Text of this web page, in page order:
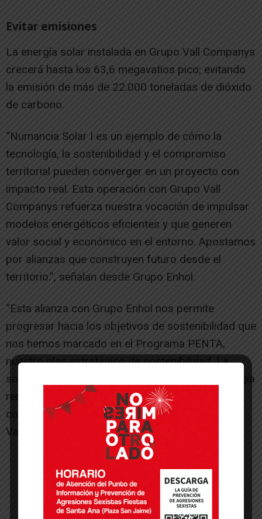
Evitar emisiones
La energía solar instalada en Grupo Vall Companys
crecerá hasta los 63,6 megavatios pico; evitando
la emisión de más de 22.000 toneladas de dióxido
de carbono.
“Numancia Solar I es un ejemplo de cómo la
tecnología, la sostenibilidad y el compromiso
territorial pueden converger en un proyecto con
impacto real. Esta operación con Grupo Vall
Companys refuerza nuestra vocación de impulsar
modelos energéticos eficientes y que generen
valor social y económico en el entorno. Apostamos
por alianzas que construyen futuro desde el
territorio.”, señalan desde Grupo Enhol.
“Esta alianza con Grupo Enhol nos permite
progresar hacia los objetivos de sostenibilidad que
nos hemos marcado en el Programa PENTA,
nuestro plan estratégico de sostenibilidad. La
sostenibilidad a través de la producción de energía
renovable hace nuestras actividades más
competitivas y resilientes”, indican desde Grupo
Vall Companys.
-- Publicidad --